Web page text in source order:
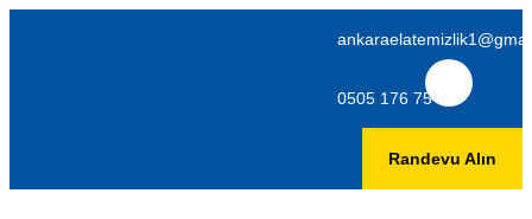
0505 176 75 06
Randevu Alın